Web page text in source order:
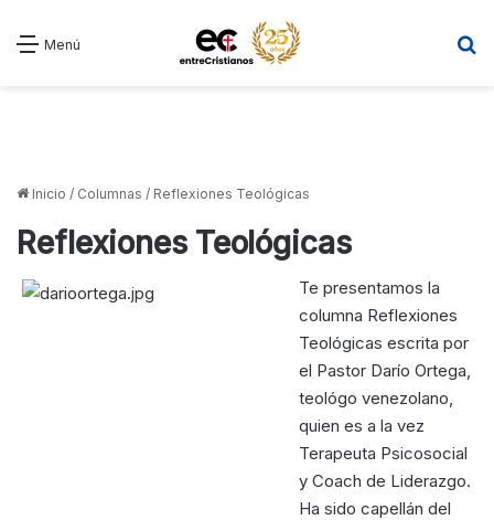
Menú
Inicio / Columnas / Reflexiones Teológicas
Reflexiones Teológicas
Te presentamos la
columna Reflexiones
Teológicas escrita por
el Pastor Darío Ortega,
teológo venezolano,
quien es a la vez
Terapeuta Psicosocial
y Coach de Liderazgo.
Ha sido capellán del